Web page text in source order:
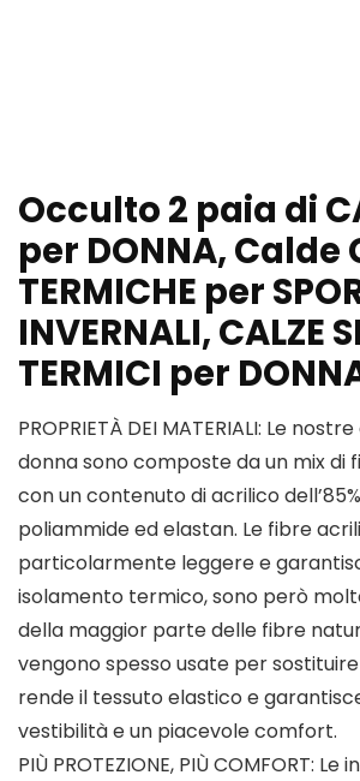
Occulto 2 paia di
per DONNA, Calde
TERMICHE per
INVERNALI, CALZE
TERMICI per
PROPRIETÀ DEI MATERIALI: Le
donna sono composte da un mix di
con un contenuto di acrilico
poliammide ed elastan. Le fibre
particolarmente leggere e
isolamento termico, sono però
della maggior parte delle fibre
vengono spesso usate per sostituire
rende il tessuto elastico e
vestibilità e un piacevole comfort.
PIÙ PROTEZIONE, PIÙ COMFORT: